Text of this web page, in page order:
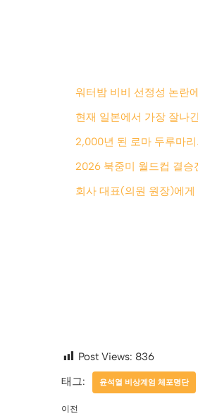
워터밤 비비 선정성 논란
현재 일본에서 가장 잘나
2,000년 된 로마 두루마
2026 북중미 월드컵 결승
회사 대표(의원 원장)에
Post Views: 836
태그:
윤석열 비상계엄 체포명단
이전